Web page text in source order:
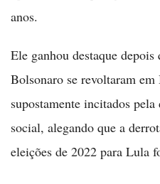
anos.
Ele ganhou destaque depois
Bolsonaro se revoltaram
supostamente incitados
social, alegando que a
eleições de 2022 para Lula